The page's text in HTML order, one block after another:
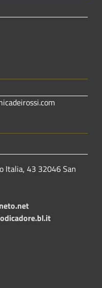
Italia, 43 32046 San